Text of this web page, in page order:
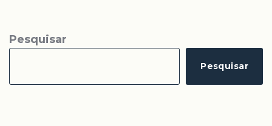
Pesquisar
Pesquisar